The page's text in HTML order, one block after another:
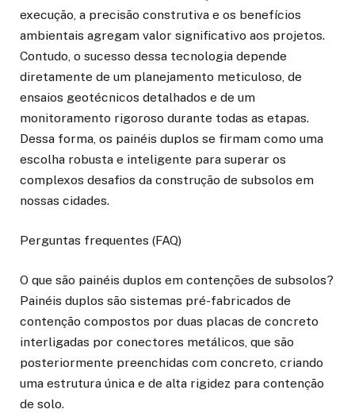
execução, a precisão construtiva e os benefícios
ambientais agregam valor significativo aos projetos.
Contudo, o sucesso dessa tecnologia depende
diretamente de um planejamento meticuloso, de
ensaios geotécnicos detalhados e de um
monitoramento rigoroso durante todas as etapas.
Dessa forma, os painéis duplos se firmam como uma
escolha robusta e inteligente para superar os
complexos desafios da construção de subsolos em
nossas cidades.
Perguntas frequentes (FAQ)
O que são painéis duplos em contenções de subsolos?
Painéis duplos são sistemas pré-fabricados de
contenção compostos por duas placas de concreto
interligadas por conectores metálicos, que são
posteriormente preenchidas com concreto, criando
uma estrutura única e de alta rigidez para contenção
de solo.